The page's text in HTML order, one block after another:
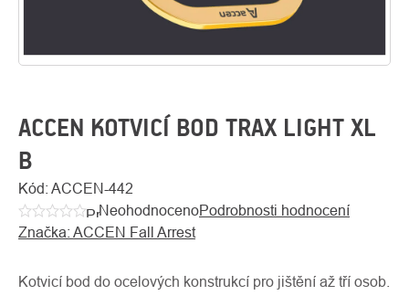
ACCEN KOTVICÍ BOD TRAX LIGHT XL
B
Kód: ACCEN-442
Průměrné
hodnocení
je
NeohodnocenoPodrobnosti hodnocení
Značka: ACCEN Fall Arrest
Kotvicí bod do ocelových konstrukcí pro jištění až tří osob.